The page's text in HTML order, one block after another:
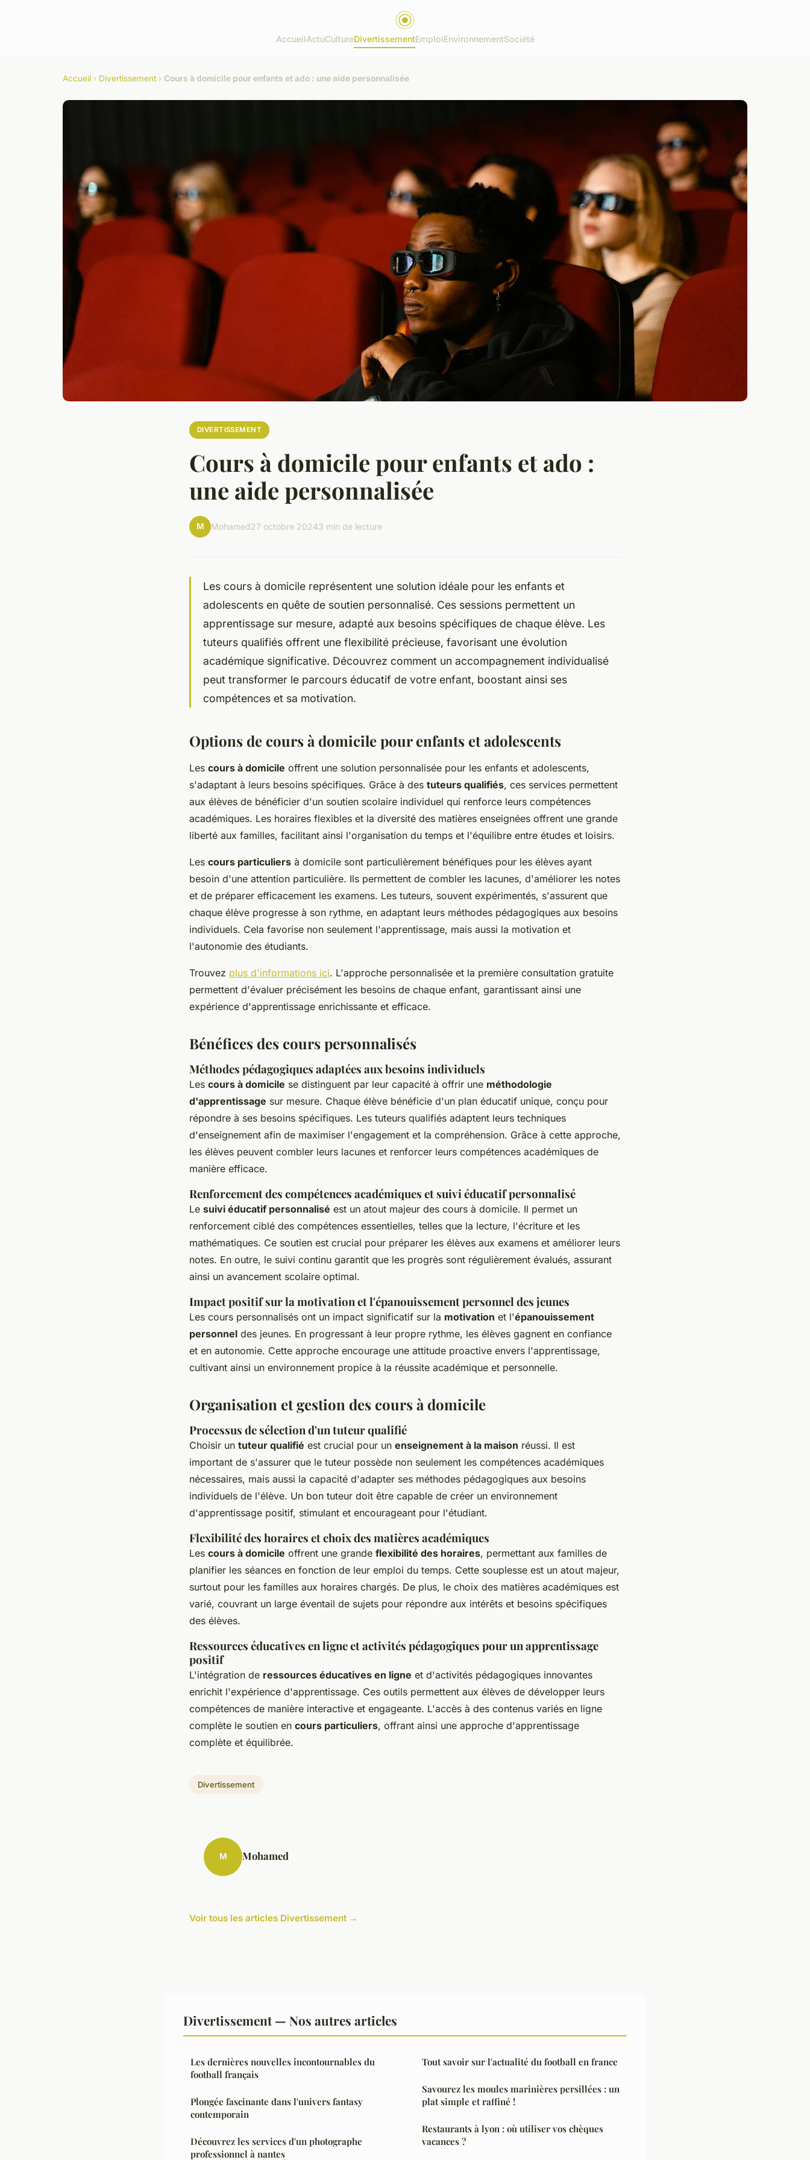
AccueilActuCultureDivertissementEmploiEnvironnementSociété
Accueil › Divertissement › Cours à domicile pour enfants et ado : une aide personnalisée
DIVERTISSEMENT
Cours à domicile pour enfants et ado :
une aide personnalisée
M Mohamed27 octobre 20243 min de lecture
Les cours à domicile représentent une solution idéale pour les enfants et
adolescents en quête de soutien personnalisé. Ces sessions permettent un
apprentissage sur mesure, adapté aux besoins spécifiques de chaque élève. Les
tuteurs qualifiés offrent une flexibilité précieuse, favorisant une évolution
académique significative. Découvrez comment un accompagnement individualisé
peut transformer le parcours éducatif de votre enfant, boostant ainsi ses
compétences et sa motivation.
Options de cours à domicile pour enfants et adolescents
Les cours à domicile offrent une solution personnalisée pour les enfants et adolescents,
s'adaptant à leurs besoins spécifiques. Grâce à des tuteurs qualifiés, ces services permettent
aux élèves de bénéficier d'un soutien scolaire individuel qui renforce leurs compétences
académiques. Les horaires flexibles et la diversité des matières enseignées offrent une grande
liberté aux familles, facilitant ainsi l'organisation du temps et l'équilibre entre études et loisirs.
Les cours particuliers à domicile sont particulièrement bénéfiques pour les élèves ayant
besoin d'une attention particulière. Ils permettent de combler les lacunes, d'améliorer les notes
et de préparer efficacement les examens. Les tuteurs, souvent expérimentés, s'assurent que
chaque élève progresse à son rythme, en adaptant leurs méthodes pédagogiques aux besoins
individuels. Cela favorise non seulement l'apprentissage, mais aussi la motivation et
l'autonomie des étudiants.
Trouvez plus d'informations ici. L'approche personnalisée et la première consultation gratuite
permettent d'évaluer précisément les besoins de chaque enfant, garantissant ainsi une
expérience d'apprentissage enrichissante et efficace.
Bénéfices des cours personnalisés
Méthodes pédagogiques adaptées aux besoins individuels
Les cours à domicile se distinguent par leur capacité à offrir une méthodologie
d'apprentissage sur mesure. Chaque élève bénéficie d'un plan éducatif unique, conçu pour
répondre à ses besoins spécifiques. Les tuteurs qualifiés adaptent leurs techniques
d'enseignement afin de maximiser l'engagement et la compréhension. Grâce à cette approche,
les élèves peuvent combler leurs lacunes et renforcer leurs compétences académiques de
manière efficace.
Renforcement des compétences académiques et suivi éducatif personnalisé
Le suivi éducatif personnalisé est un atout majeur des cours à domicile. Il permet un
renforcement ciblé des compétences essentielles, telles que la lecture, l'écriture et les
mathématiques. Ce soutien est crucial pour préparer les élèves aux examens et améliorer leurs
notes. En outre, le suivi continu garantit que les progrès sont régulièrement évalués, assurant
ainsi un avancement scolaire optimal.
Impact positif sur la motivation et l'épanouissement personnel des jeunes
Les cours personnalisés ont un impact significatif sur la motivation et l'épanouissement
personnel des jeunes. En progressant à leur propre rythme, les élèves gagnent en confiance
et en autonomie. Cette approche encourage une attitude proactive envers l'apprentissage,
cultivant ainsi un environnement propice à la réussite académique et personnelle.
Organisation et gestion des cours à domicile
Processus de sélection d'un tuteur qualifié
Choisir un tuteur qualifié est crucial pour un enseignement à la maison réussi. Il est
important de s'assurer que le tuteur possède non seulement les compétences académiques
nécessaires, mais aussi la capacité d'adapter ses méthodes pédagogiques aux besoins
individuels de l'élève. Un bon tuteur doit être capable de créer un environnement
d'apprentissage positif, stimulant et encourageant pour l'étudiant.
Flexibilité des horaires et choix des matières académiques
Les cours à domicile offrent une grande flexibilité des horaires, permettant aux familles de
planifier les séances en fonction de leur emploi du temps. Cette souplesse est un atout majeur,
surtout pour les familles aux horaires chargés. De plus, le choix des matières académiques est
varié, couvrant un large éventail de sujets pour répondre aux intérêts et besoins spécifiques
des élèves.
Ressources éducatives en ligne et activités pédagogiques pour un apprentissage
positif
L'intégration de ressources éducatives en ligne et d'activités pédagogiques innovantes
enrichit l'expérience d'apprentissage. Ces outils permettent aux élèves de développer leurs
compétences de manière interactive et engageante. L'accès à des contenus variés en ligne
complète le soutien en cours particuliers, offrant ainsi une approche d'apprentissage
complète et équilibrée.
Divertissement
M Mohamed
Voir tous les articles Divertissement →
Divertissement — Nos autres articles
Les dernières nouvelles incontournables du
football français
Plongée fascinante dans l'univers fantasy
contemporain
Découvrez les services d'un photographe
professionnel à nantes
Tout savoir sur l'actualité du football en france
Savourez les moules marinières persillées : un
plat simple et raffiné !
Restaurants à lyon : où utiliser vos chèques
vacances ?